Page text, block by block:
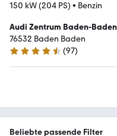
150 kW (204 PS) • Benzin
Audi Zentrum Baden-Baden
76532 Baden Baden
4.6 Sterne
(97)
Beliebte passende Filter